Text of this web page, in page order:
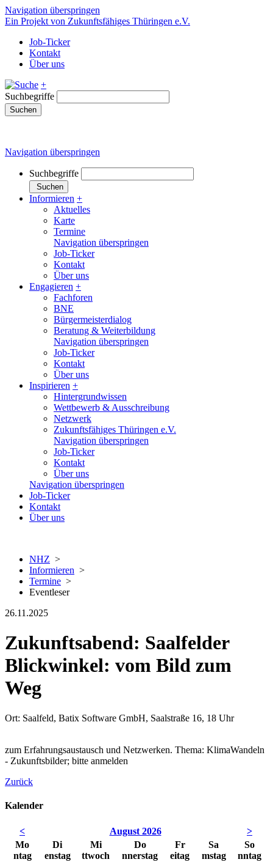
Navigation überspringen
Ein Projekt von Zukunftsfähiges Thüringen e.V.
Job-Ticker
Kontakt
Über uns
+
Suchbegriffe
Suchen
Navigation überspringen
Suchbegriffe
Suchen
Informieren +
Aktuelles
Karte
Termine
Navigation überspringen
Job-Ticker
Kontakt
Über uns
Engagieren +
Fachforen
BNE
Bürgermeisterdialog
Beratung & Weiterbildung
Navigation überspringen
Job-Ticker
Kontakt
Über uns
Inspirieren +
Hintergrundwissen
Wettbewerb & Ausschreibung
Netzwerk
Zukunftsfähiges Thüringen e.V.
Navigation überspringen
Job-Ticker
Kontakt
Über uns
Navigation überspringen
Job-Ticker
Kontakt
Über uns
NHZ >
Informieren >
Termine >
Eventleser
26.11.2025
Zukunftsabend: Saalfelder
Blickwinkel: vom Bild zum
Weg
Ort: Saalfeld, Batix Software GmbH, Saalstraße 16, 18 Uhr
zum Erfahrungsaustausch und Netzwerken. Thema: KlimaWandeln
- Zukunftsbilder; bitte anmelden
Zurück
Kalender
< August 2026
>
Mo
ntag
Di
enstag
Mi
ttwoch
Do
nnerstag
Fr
eitag
Sa
mstag
So
nntag